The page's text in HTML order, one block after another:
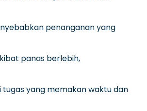
penanganan yang
panas berlebih,
yang memakan waktu dan